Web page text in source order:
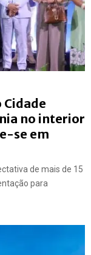
no interior
se em
de mais de 15
para